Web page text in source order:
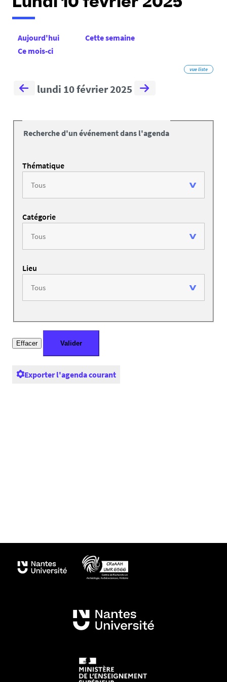
Lundi 10 février 2025
Aujourd'hui
Cette semaine
Ce mois-ci
vue liste
lundi 10 février 2025
Recherche d'un événement dans l'agenda
Thématique
Catégorie
Lieu
Exporter l'agenda courant